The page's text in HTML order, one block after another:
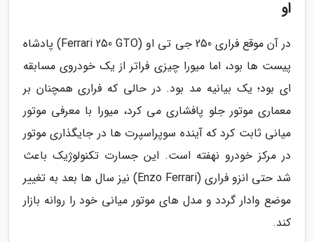
او
در آن موقع فراری 250 جی تی او (Ferrari 250 GTO) پادشاه
پیست ها بود، اما میورا چیزی فراتر از یک خودروی مسابقه
ای بود؛ یک بیانیه مد بود. در حالی که فراری همچنان بر
معماری موتور جلو پافشاری می کرد، میورا با معرفی موتور
میانی ثابت کرد که آینده سوپراسپرت ها در جایگذاری موتور
در مرکز خودرو نهفته است. این جسارت تکنولوژیک باعث
شد حتی انزو فراری (Enzo Ferrari) نیز سال ها بعد به تغییر
موضع وادار گردد و مدل های موتور میانی خود را روانه بازار
کند.